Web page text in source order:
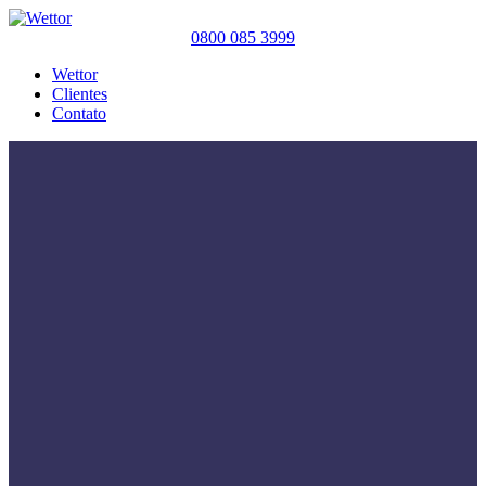
0800 085 3999
Wettor
Clientes
Contato